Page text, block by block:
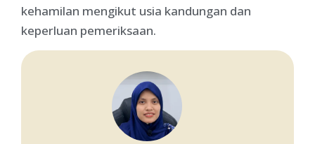
kehamilan mengikut usia kandungan dan
keperluan pemeriksaan.